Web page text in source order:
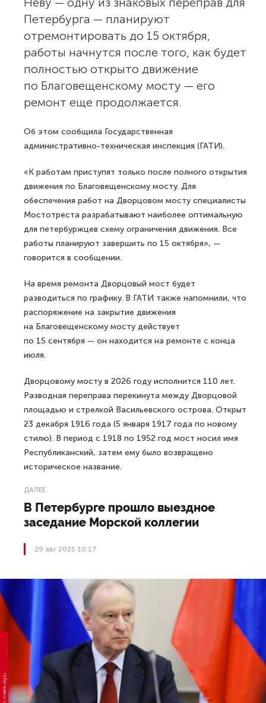
Петербурга — планируют
отремонтировать до 15 октября,
работы начнутся после того, как будет
полностью открыто движение
по Благовещенскому мосту — его
ремонт еще продолжается.
Об этом сообщила Государственная
административно-техническая инспекция (ГАТИ).
«К работам приступят только после полного открытия
движения по Благовещенскому мосту. Для
обеспечения работ на Дворцовом мосту специалисты
Мостотреста разрабатывают наиболее оптимальную
для петербуржцев схему ограничения движения. Все
работы планируют завершить по 15 октября», —
говорится в сообщении.
На время ремонта Дворцовый мост будет
разводиться по графику. В ГАТИ также напомнили, что
распоряжение на закрытие движения
на Благовещенскому мосту действует
по 15 сентября — он находится на ремонте с конца
июля.
Дворцовому мосту в 2026 году исполнится 110 лет.
Разводная переправа перекинута между Дворцовой
площадью и стрелкой Васильевского острова. Открыт
23 декабря 1916 года (5 января 1917 года по новому
стилю). В период с 1918 по 1952 год мост носил имя
Республиканский, затем ему было возвращено
историческое название.
ДАЛЕЕ
В Петербурге прошло выездное
заседание Морской коллегии
29 авг 2025 10:17
Фото: marine.org.ru